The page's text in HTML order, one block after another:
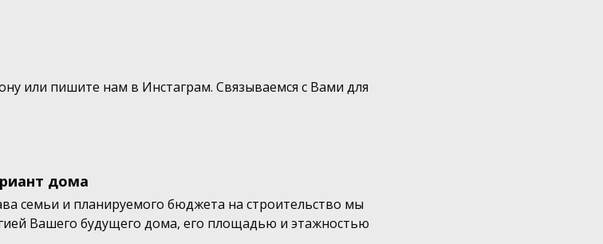
или пишите нам в Инстаграм. Связываемся с Вами для
дома
семьи и планируемого бюджета на строительство мы
Вашего будущего дома, его площадью и этажностью